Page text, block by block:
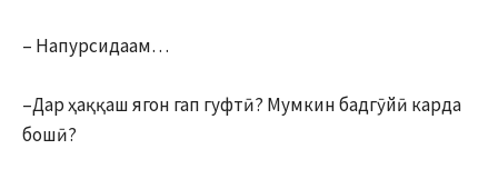
– Напурсидаам…
–Дар ҳаққаш ягон гап гуфтӣ? Мумкин бадгӯйӣ карда
бошӣ?